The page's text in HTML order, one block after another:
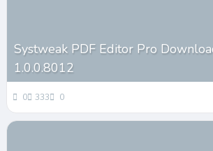
Systweak PDF Editor Pro
1.0.0.8012
0 333 0